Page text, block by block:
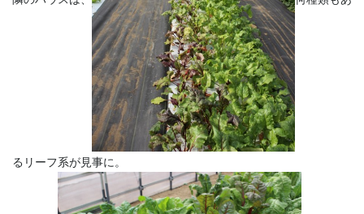
るリーフ系が見事に。